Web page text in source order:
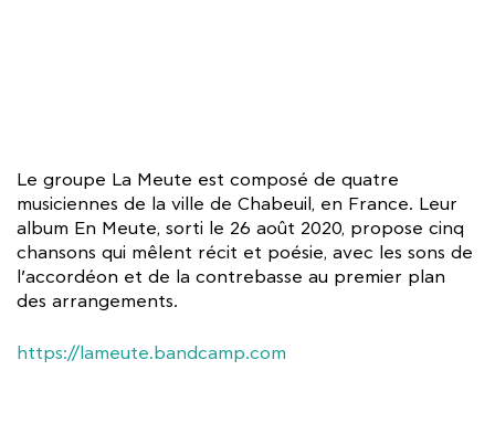
Le groupe La Meute est composé de quatre
musiciennes de la ville de Chabeuil, en France. Leur
album En Meute, sorti le 26 août 2020, propose cinq
chansons qui mêlent récit et poésie, avec les sons de
l’accordéon et de la contrebasse au premier plan
des arrangements.
https://lameute.bandcamp.com